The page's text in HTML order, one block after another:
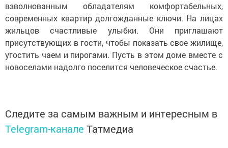
взволнованным обладателям комфортабельных,
современных квартир долгожданные ключи. На лицах
жильцов счастливые улыбки. Они приглашают
присутствующих в гости, чтобы показать свое жилище,
угостить чаем и пирогами. Пусть в этом доме вместе с
новоселами надолго поселится человеческое счастье.
Следите за самым важным и интересным в
Telegram-канале Татмедиа